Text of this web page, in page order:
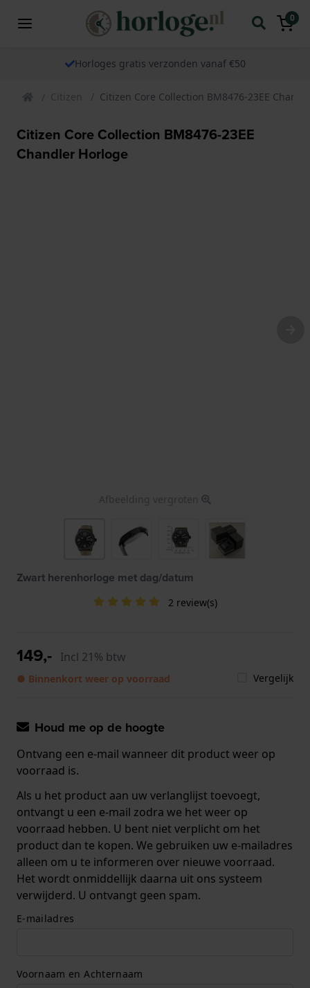
0
Horloges gratis verzonden vanaf €50
Citizen Citizen Core Collection BM8476-23EE
Citizen Core Collection BM8476-23EE
Chandler Horloge
Afbeelding vergroten
Zwart herenhorloge met dag/datum
2 review(s)
149,- Incl 21% btw
● Binnenkort weer op voorraad Vergelijk
Houd me op de hoogte
Ontvang een e-mail wanneer dit product weer op
voorraad is.
Als u het product aan uw verlanglijst toevoegt,
ontvangt u een e-mail zodra we het weer op
voorraad hebben. U bent niet verplicht om het
product dan te kopen. We gebruiken uw e-mailadres
alleen om u te informeren over nieuwe voorraad.
Het wordt onmiddellijk daarna uit ons systeem
verwijderd. U ontvangt geen spam.
E-mailadres
Voornaam en Achternaam